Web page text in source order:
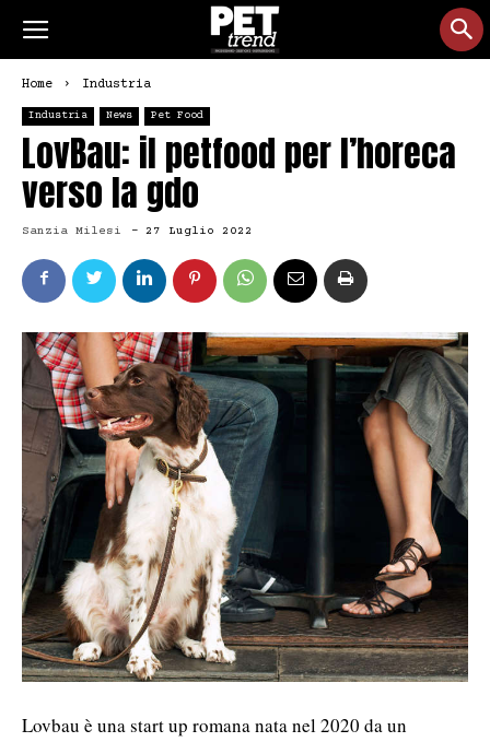
Home Industria
Industria News Pet Food
LovBau: il petfood per l’horeca
verso la gdo
Sanzia Milesi - 27 Luglio 2022
Lovbau è una start up romana nata nel 2020 da un